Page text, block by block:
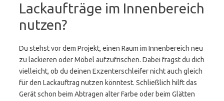
Lackaufträge im Innenbereich
nutzen?
Du stehst vor dem Projekt, einen Raum im Innenbereich neu
zu lackieren oder Möbel aufzufrischen. Dabei fragst du dich
vielleicht, ob du deinen Exzenterschleifer nicht auch gleich
für den Lackauftrag nutzen könntest. Schließlich hilft das
Gerät schon beim Abtragen alter Farbe oder beim Glätten